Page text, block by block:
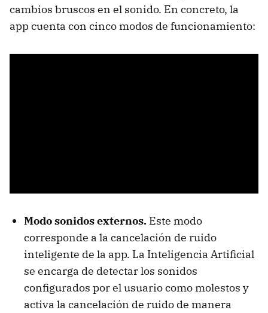
cambios bruscos en el sonido. En concreto, la
app cuenta con cinco modos de funcionamiento:
Modo sonidos externos. Este modo
corresponde a la cancelación de ruido
inteligente de la app. La Inteligencia Artificial
se encarga de detectar los sonidos
configurados por el usuario como molestos y
activa la cancelación de ruido de manera